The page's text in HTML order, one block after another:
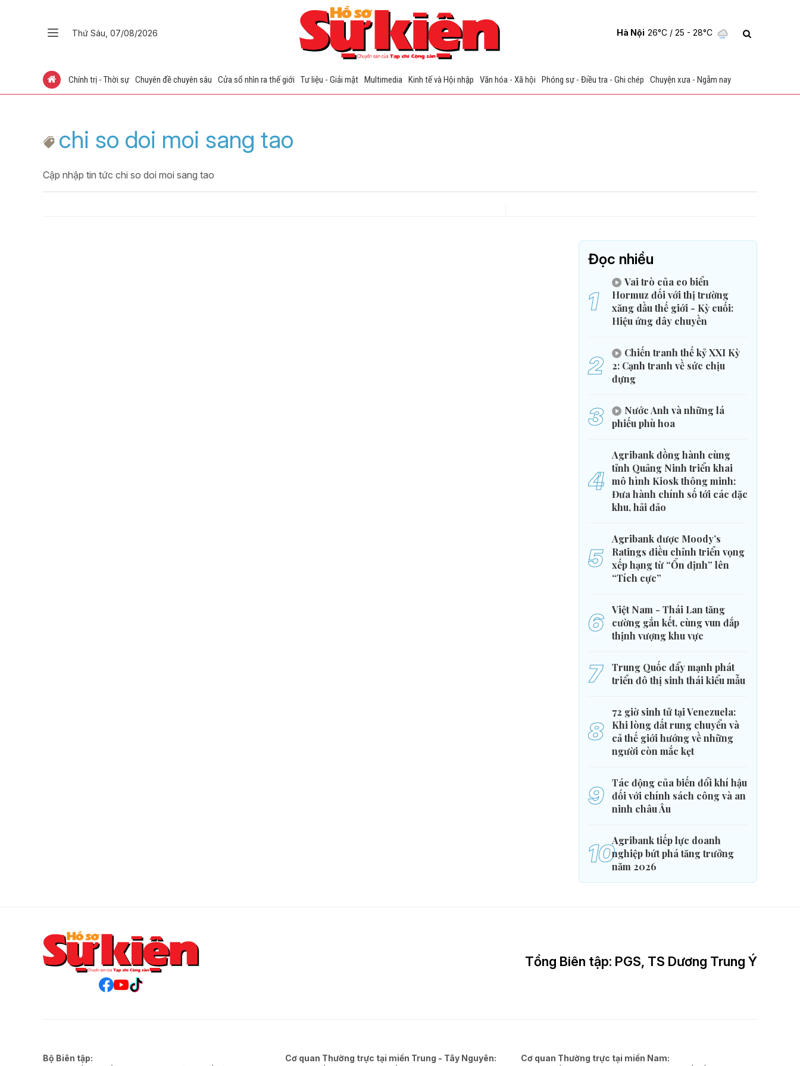
Thứ Sáu, 07/08/2026 Hà Nội 26°C / 25 - 28°C
Chính trị - Thời sự Chuyên đề chuyên sâu Cửa sổ nhìn ra thế giới Tư liệu - Giải mật Multimedia Kinh tế và Hội nhập Văn hóa - Xã hội Phóng sự - Điều tra - Ghi chép Chuyện xưa - Ngẫm nay
chi so doi moi sang tao
Cập nhập tin tức chi so doi moi sang tao
Đọc nhiều
1
Vai trò của eo biển
Hormuz đối với thị trường
xăng dầu thế giới - Kỳ cuối:
Hiệu ứng dây chuyền
2
Chiến tranh thế kỷ XXI Kỳ
2: Cạnh tranh về sức chịu
đựng
3
Nước Anh và những lá
phiếu phù hoa
4
Agribank đồng hành cùng
tỉnh Quảng Ninh triển khai
mô hình Kiosk thông minh:
Đưa hành chính số tới các đặc
khu, hải đảo
5
Agribank được Moody’s
Ratings điều chỉnh triển vọng
xếp hạng từ “Ổn định” lên
“Tích cực”
6
Việt Nam - Thái Lan tăng
cường gắn kết, cùng vun đắp
thịnh vượng khu vực
7
Trung Quốc đẩy mạnh phát
triển đô thị sinh thái kiểu mẫu
8
72 giờ sinh tử tại Venezuela:
Khi lòng đất rung chuyển và
cả thế giới hướng về những
người còn mắc kẹt
9
Tác động của biến đổi khí hậu
đối với chính sách công và an
ninh châu Âu
10Agribank tiếp lực doanh
nghiệp bứt phá tăng trưởng
năm 2026
Tổng Biên tập: PGS, TS Dương Trung Ý
Bộ Biên tập:
Cơ quan Thường trực tại miền Trung - Tây Nguyên:
Cơ quan Thường trực tại miền Nam: